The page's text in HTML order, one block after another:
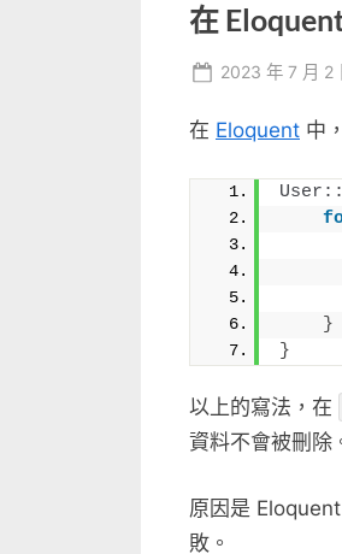
在
Posted
2023 年 7 月 2
在 Eloquent 中
}
}
以上的寫法，在
資料不會被刪除
原因是
敗。